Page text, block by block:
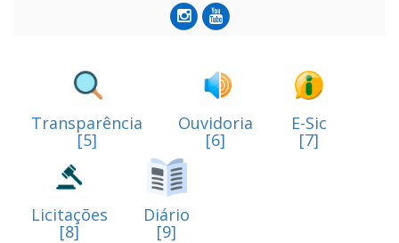
Transparência
[5]
Ouvidoria
[6]
E-Sic
[7]
Licitações
[8]
Diário
[9]